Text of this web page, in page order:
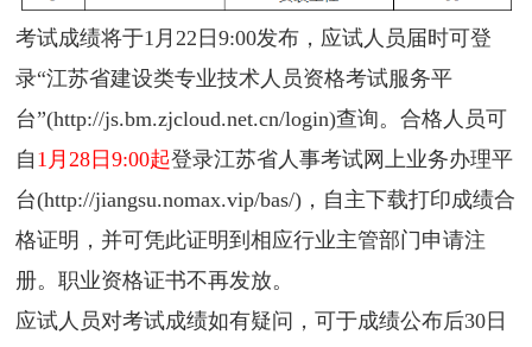
考试成绩将于1月22日9:00发布，应试人员届时可登
录“江苏省建设类专业技术人员资格考试服务平
台”(http://js.bm.zjcloud.net.cn/login)查询。合格人员可
自 1月28日9:00起登录江苏省人事考试网上业务办理平
台(http://jiangsu.nomax.vip/bas/)，自主下载打印成绩合
格证明，并可凭此证明到相应行业主管部门申请注
册。职业资格证书不再发放。
应试人员对考试成绩如有疑问，可于成绩公布后30日